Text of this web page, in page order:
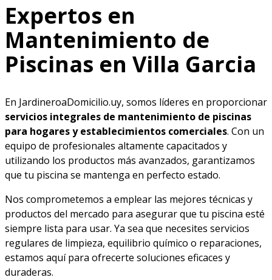
Expertos en
Mantenimiento de
Piscinas en Villa Garcia
En JardineroaDomicilio.uy, somos líderes en proporcionar
servicios integrales de mantenimiento de piscinas
para hogares y establecimientos comerciales. Con un
equipo de profesionales altamente capacitados y
utilizando los productos más avanzados, garantizamos
que tu piscina se mantenga en perfecto estado.
Nos comprometemos a emplear las mejores técnicas y
productos del mercado para asegurar que tu piscina esté
siempre lista para usar. Ya sea que necesites servicios
regulares de limpieza, equilibrio químico o reparaciones,
estamos aquí para ofrecerte soluciones eficaces y
duraderas.